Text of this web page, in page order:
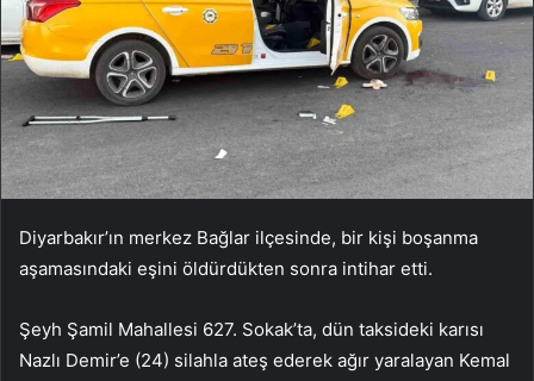
Diyarbakır’ın merkez Bağlar ilçesinde, bir kişi boşanma
aşamasındaki eşini öldürdükten sonra intihar etti.
Şeyh Şamil Mahallesi 627. Sokak’ta, dün taksideki karısı
Nazlı Demir’e (24) silahla ateş ederek ağır yaralayan Kemal